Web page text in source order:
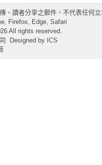
、讀者分享之郵件，不代表任何
Firefox, Edge, Safari
All rights reserved.
Designed by ICS